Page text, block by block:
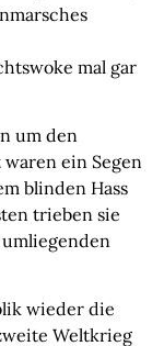
mal gar
um den
ein Segen
blinden Hass
trieben sie
wieder die
Weltkrieg